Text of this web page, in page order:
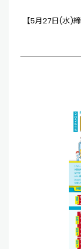
【5月27日(水)締